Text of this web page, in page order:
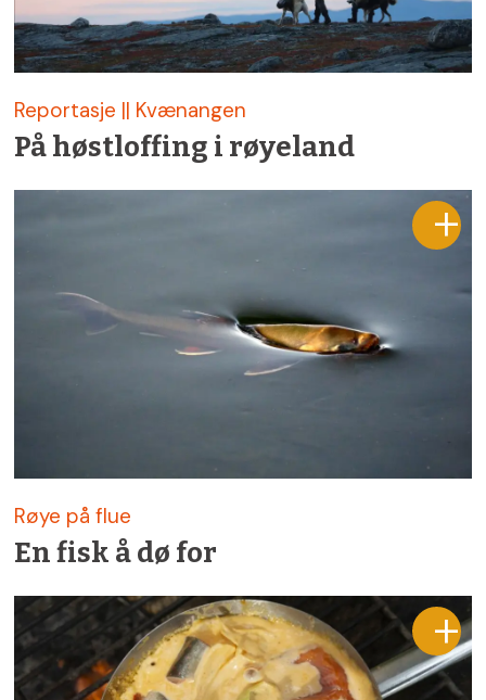
Reportasje || Kvænangen
På høstloffing i røyeland
Røye på flue
En fisk å dø for